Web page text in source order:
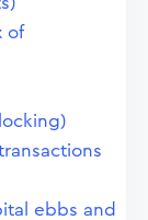
of
ebbs and